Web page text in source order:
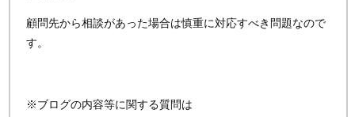
顧問先から相談があった場合は慎重に対応すべき問題なので
す。
※ブログの内容等に関する質問は